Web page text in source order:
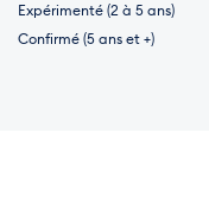
Expérimenté (2 à 5 ans)
Confirmé (5 ans et +)